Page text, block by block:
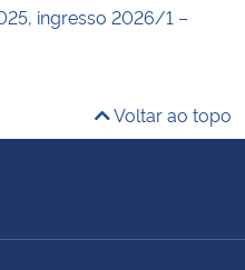
ingresso 2026/1 –
Voltar ao topo